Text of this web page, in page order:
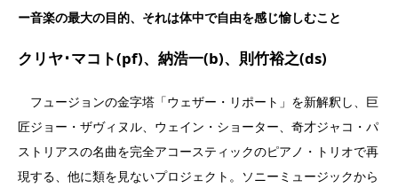
ー音楽の最大の目的、それは体中で自由を感じ愉しむこと
クリヤ･マコト(pf)、納浩一(b)、則竹裕之(ds)
フュージョンの金字塔「ウェザー・リポート」を新解釈し、巨
匠ジョー・ザヴィヌル、ウェイン・ショーター、奇才ジャコ・パ
ストリアスの名曲を完全アコースティックのピアノ・トリオで再
現する、他に類を見ないプロジェクト。ソニーミュージックから